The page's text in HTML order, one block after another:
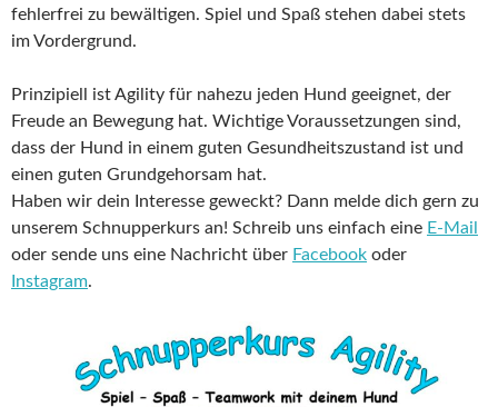
fehlerfrei zu bewältigen. Spiel und Spaß stehen dabei stets
im Vordergrund.
Prinzipiell ist Agility für nahezu jeden Hund geeignet, der
Freude an Bewegung hat. Wichtige Voraussetzungen sind,
dass der Hund in einem guten Gesundheitszustand ist und
einen guten Grundgehorsam hat.
Haben wir dein Interesse geweckt? Dann melde dich gern zu
unserem Schnupperkurs an! Schreib uns einfach eine E-Mail
oder sende uns eine Nachricht über Facebook oder
Instagram.